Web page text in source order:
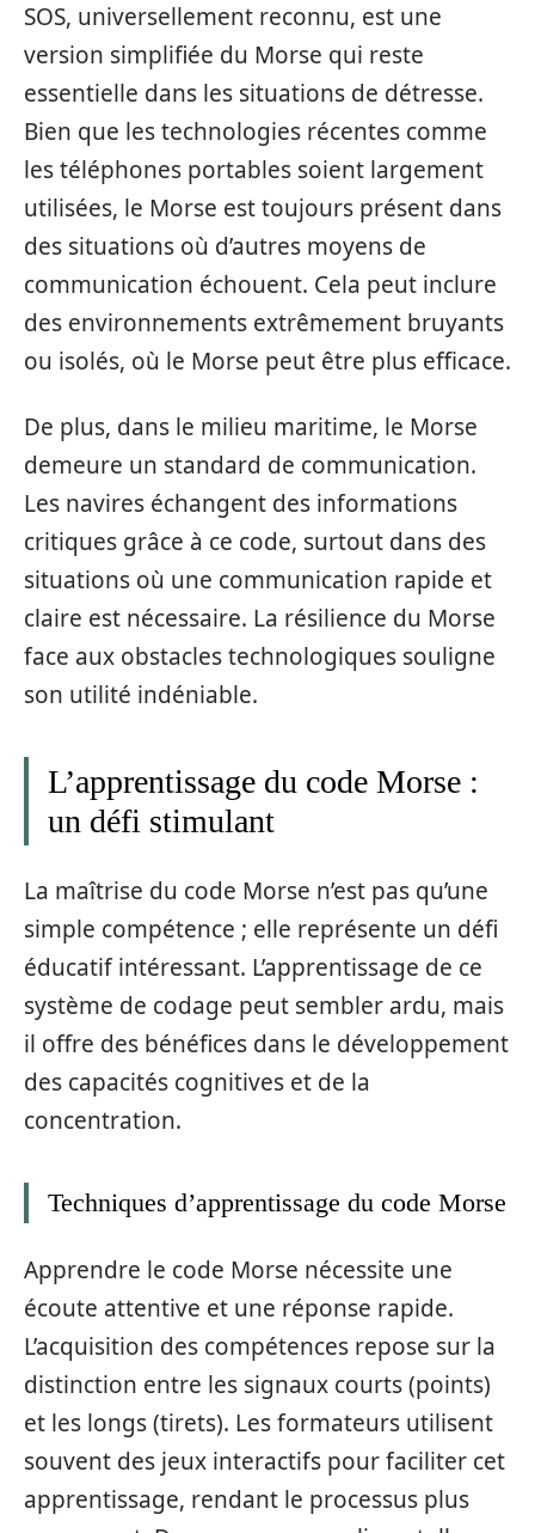
SOS, universellement reconnu, est une
version simplifiée du Morse qui reste
essentielle dans les situations de détresse.
Bien que les technologies récentes comme
les téléphones portables soient largement
utilisées, le Morse est toujours présent dans
des situations où d’autres moyens de
communication échouent. Cela peut inclure
des environnements extrêmement bruyants
ou isolés, où le Morse peut être plus efficace.
De plus, dans le milieu maritime, le Morse
demeure un standard de communication.
Les navires échangent des informations
critiques grâce à ce code, surtout dans des
situations où une communication rapide et
claire est nécessaire. La résilience du Morse
face aux obstacles technologiques souligne
son utilité indéniable.
L’apprentissage du code Morse :
un défi stimulant
La maîtrise du code Morse n’est pas qu’une
simple compétence ; elle représente un défi
éducatif intéressant. L’apprentissage de ce
système de codage peut sembler ardu, mais
il offre des bénéfices dans le développement
des capacités cognitives et de la
concentration.
Techniques d’apprentissage du code Morse
Apprendre le code Morse nécessite une
écoute attentive et une réponse rapide.
L’acquisition des compétences repose sur la
distinction entre les signaux courts (points)
et les longs (tirets). Les formateurs utilisent
souvent des jeux interactifs pour faciliter cet
apprentissage, rendant le processus plus